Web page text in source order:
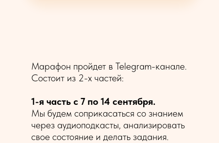
Марафон пройдет в Telegram-канале.
Состоит из 2-х частей:
1-я часть с 7 по 14 сентября.
Мы будем соприкасаться со знанием
через аудиоподкасты, анализировать
свое состояние и делать задания.